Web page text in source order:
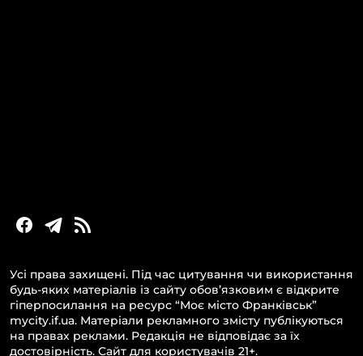
Усі права захищені. Під час цитування чи використання
будь-яких матеріалів із сайту обов’язковим є відкрите
гіперпосилання на ресурс “Моє місто Франківськ”
mycity.if.ua. Матеріали рекламного змісту публікуються
на правах реклами. Редакція не відповідає за їх
достовірність. Сайт для користувачів 21+.